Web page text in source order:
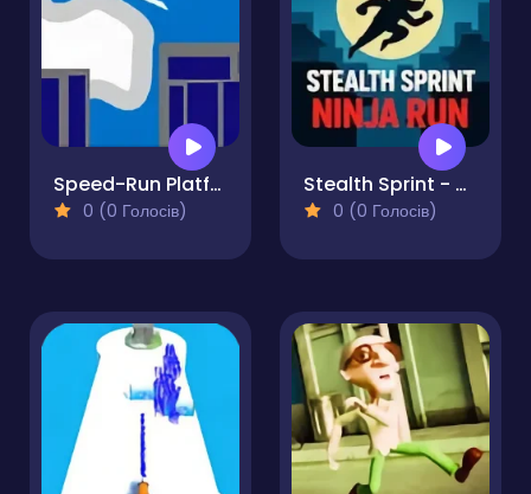
Speed-Run Platformer 2D!
0 (0 Голосів)
Stealth Sprint - Ninja Run
0 (0 Голосів)